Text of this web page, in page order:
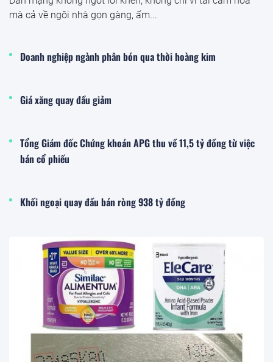
mà cả về ngôi nhà gọn gàng, ấm...
Doanh nghiệp ngành phân bón qua thời hoàng kim
Giá xăng quay đầu giảm
Tổng Giám đốc Chứng khoán APG thu về 11,5 tỷ đồng từ việc
bán cổ phiếu
Khối ngoại quay đầu bán ròng 938 tỷ đồng